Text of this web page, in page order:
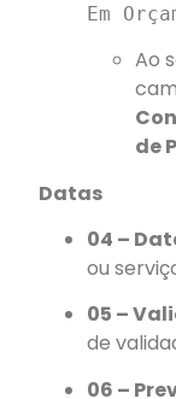
Em
Ao
de
Datas
04 –
ou
05 –
de
06 –